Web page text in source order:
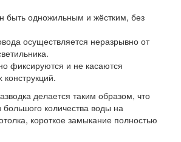
быть одножильным и жёстким, без
осуществляется неразрывно от
фиксируются и не касаются
конструкций.
делается таким образом, что
количества воды на
короткое замыкание полностью